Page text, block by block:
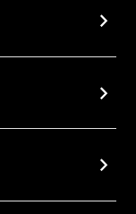
chevron_right
chevron_right
chevron_right